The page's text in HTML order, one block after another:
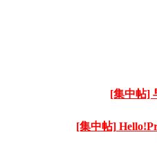
[集中帖]
[集中帖]